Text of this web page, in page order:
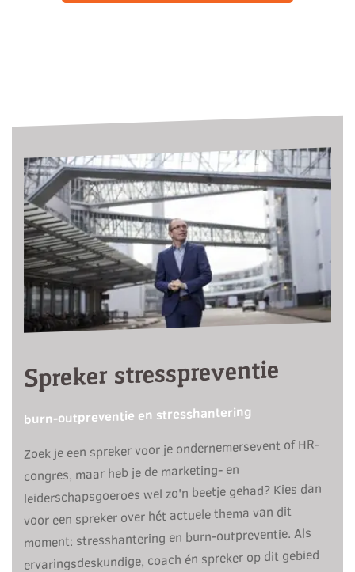
Spreker stresspreventie
burn-outpreventie en stresshantering
Zoek je een spreker voor je ondernemersevent of HR-
congres, maar heb je de marketing- en
leiderschapsgoeroes wel zo'n beetje gehad? Kies dan
voor een spreker over hét actuele thema van dit
moment: stresshantering en burn-outpreventie. Als
ervaringsdeskundige, coach én spreker op dit gebied